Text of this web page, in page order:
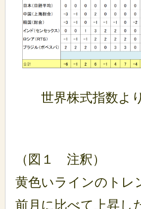
世界株式指数より
（図１ 注釈）
黄色いラインのトレ
前月に比べて上昇し